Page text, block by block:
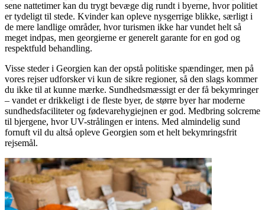
sene nattetimer kan du trygt bevæge dig rundt i byerne, hvor politiet
er tydeligt til stede. Kvinder kan opleve nysgerrige blikke, særligt i
de mere landlige områder, hvor turismen ikke har vundet helt så
meget indpas, men georgierne er generelt garante for en god og
respektfuld behandling.
Visse steder i Georgien kan der opstå politiske spændinger, men på
vores rejser udforsker vi kun de sikre regioner, så den slags kommer
du ikke til at kunne mærke. Sundhedsmæssigt er der få bekymringer
– vandet er drikkeligt i de fleste byer, de større byer har moderne
sundhedsfaciliteter og fødevarehygiejnen er god. Medbring solcreme
til bjergene, hvor UV-strålingen er intens. Med almindelig sund
fornuft vil du altså opleve Georgien som et helt bekymringsfrit
rejsemål.